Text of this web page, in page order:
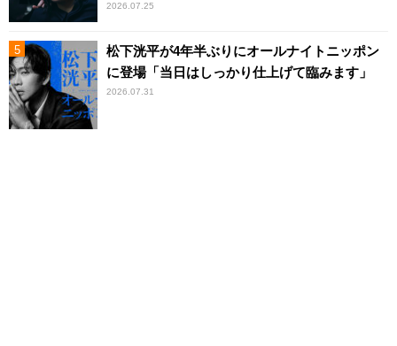
2026.07.25
松下洸平が4年半ぶりにオールナイトニッポン
に登場「当日はしっかり仕上げて臨みます」
2026.07.31